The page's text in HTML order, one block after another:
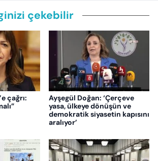
çekebilir
çağrı:
Ayşegül Doğan: ‘Çerçeve
yasa, ülkeye dönüşün ve
demokratik siyasetin kapısını
aralıyor’